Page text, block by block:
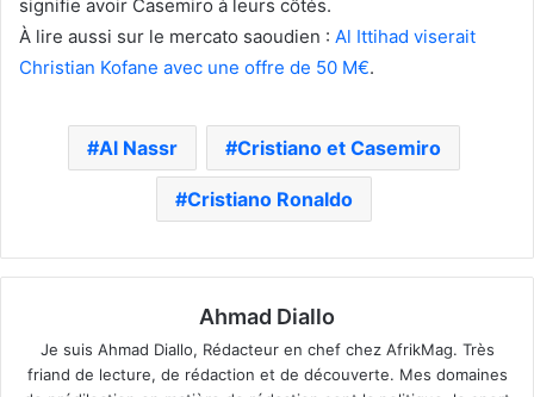
signifie avoir Casemiro à leurs côtés.
À lire aussi sur le mercato saoudien : Al Ittihad viserait
Christian Kofane avec une offre de 50 M€.
Al Nassr Cristiano et Casemiro
Cristiano Ronaldo
Ahmad Diallo
Je suis Ahmad Diallo, Rédacteur en chef chez AfrikMag. Très
friand de lecture, de rédaction et de découverte. Mes domaines